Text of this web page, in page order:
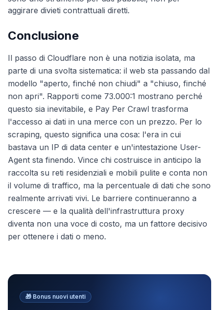
aggirare divieti contrattuali diretti.
Conclusione
Il passo di Cloudflare non è una notizia isolata, ma
parte di una svolta sistematica: il web sta passando dal
modello "aperto, finché non chiudi" a "chiuso, finché
non apri". Rapporti come 73.000:1 mostrano perché
questo sia inevitabile, e Pay Per Crawl trasforma
l'accesso ai dati in una merce con un prezzo. Per lo
scraping, questo significa una cosa: l'era in cui
bastava un IP di data center e un'intestazione User-
Agent sta finendo. Vince chi costruisce in anticipo la
raccolta su reti residenziali e mobili pulite e conta non
il volume di traffico, ma la percentuale di dati che sono
realmente arrivati vivi. Le barriere continueranno a
crescere — e la qualità dell'infrastruttura proxy
diventa non una voce di costo, ma un fattore decisivo
per ottenere i dati o meno.
🎁 Bonus nuovi utenti